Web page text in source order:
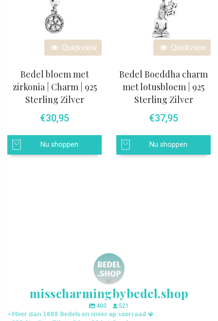
Quickview
Bedel bloem met
zirkonia | Charm | 925
Sterling Zilver
€30,95
Nu shoppen
Quickview
Bedel Boeddha charm
met lotusbloem | 925
Sterling Zilver
€37,95
Nu shoppen
misscharmingbybedel.shop
400
521
~𝕄𝕖𝕖𝕣 𝕕𝕒𝕟 𝟙𝟘𝟘𝟘 𝔹𝕖𝕕𝕖𝕝𝕤 𝕖𝕟 𝕞𝕖𝕖𝕣 𝕠𝕡 𝕧𝕠𝕠𝕣𝕣𝕒𝕒𝕕 💎